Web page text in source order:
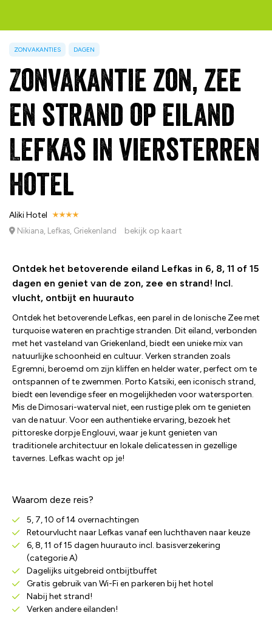
ZONVAKANTIES DAGEN
Zonvakantie zon, zee
en strand op eiland
Lefkas in viersterren
hotel
Aliki Hotel
Nikiana, Lefkas, Griekenland bekijk op kaart
Ontdek het betoverende eiland Lefkas in 6, 8, 11 of 15
dagen en geniet van de zon, zee en strand! Incl.
vlucht, ontbijt en huurauto
Ontdek het betoverende Lefkas, een parel in de Ionische Zee met
turquoise wateren en prachtige stranden. Dit eiland, verbonden
met het vasteland van Griekenland, biedt een unieke mix van
natuurlijke schoonheid en cultuur. Verken stranden zoals
Egremni, beroemd om zijn kliffen en helder water, perfect om te
ontspannen of te zwemmen. Porto Katsiki, een iconisch strand,
biedt een levendige sfeer en mogelijkheden voor watersporten.
Mis de Dimosari-waterval niet, een rustige plek om te genieten
van de natuur. Voor een authentieke ervaring, bezoek het
pittoreske dorpje Englouvi, waar je kunt genieten van
traditionele architectuur en lokale delicatessen in gezellige
tavernes. Lefkas wacht op je!
Waarom deze reis?
5, 7, 10 of 14 overnachtingen
Retourvlucht naar Lefkas vanaf een luchthaven naar keuze
6, 8, 11 of 15 dagen huurauto incl. basisverzekering
(categorie A)
Dagelijks uitgebreid ontbijtbuffet
Gratis gebruik van Wi-Fi en parkeren bij het hotel
Nabij het strand!
Verken andere eilanden!